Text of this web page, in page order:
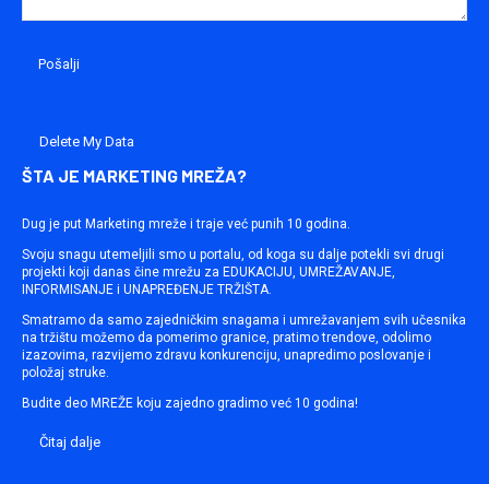
Delete My Data
ŠTA JE MARKETING MREŽA?
Dug je put Marketing mreže i traje već punih 10 godina.
Svoju snagu utemeljili smo u portalu, od koga su dalje potekli svi drugi
projekti koji danas čine mrežu za EDUKACIJU, UMREŽAVANJE,
INFORMISANJE i UNAPREĐENJE TRŽIŠTA.
Smatramo da samo zajedničkim snagama i umrežavanjem svih učesnika
na tržištu možemo da pomerimo granice, pratimo trendove, odolimo
izazovima, razvijemo zdravu konkurenciju, unapredimo poslovanje i
položaj struke.
Budite deo MREŽE koju zajedno gradimo već 10 godina!
Čitaj dalje